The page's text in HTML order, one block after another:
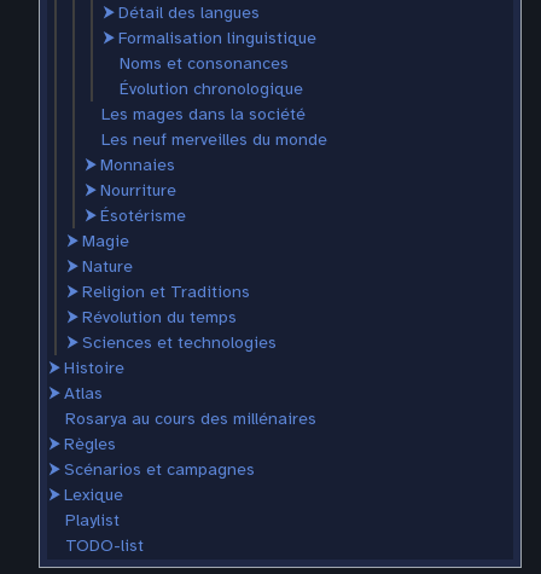
⮞Détail des langues
⮞Formalisation linguistique
Noms et consonances
Évolution chronologique
Les mages dans la société
Les neuf merveilles du monde
⮞Monnaies
⮞Nourriture
⮞Ésotérisme
⮞Magie
⮞Nature
⮞Religion et Traditions
⮞Révolution du temps
⮞Sciences et technologies
⮞Histoire
⮞Atlas
Rosarya au cours des millénaires
⮞Règles
⮞Scénarios et campagnes
⮞Lexique
Playlist
TODO-list